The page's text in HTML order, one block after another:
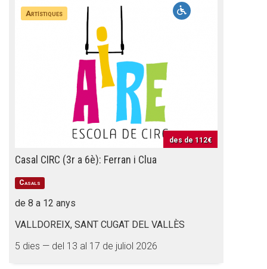
Artístiques
des de 112€
Casal CIRC (3r a 6è): Ferran i Clua
Casals
de 8 a 12 anys
VALLDOREIX, SANT CUGAT DEL VALLÈS
5 dies — del 13 al 17 de juliol 2026
Butlletins
Fundesplai als mitjans
Fes un donatiu
Treballa amb nosaltres